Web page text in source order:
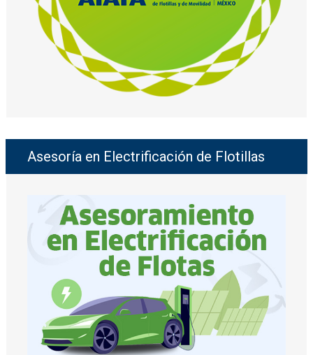
Asesoría en Electrificación de Flotillas